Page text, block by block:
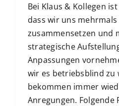
Bei Klaus & Kollegen
dass wir uns mehrmals
zusammensetzen und
strategische
Anpassungen
wir es betriebsblind zu
bekommen immer
Anregungen. Folgende